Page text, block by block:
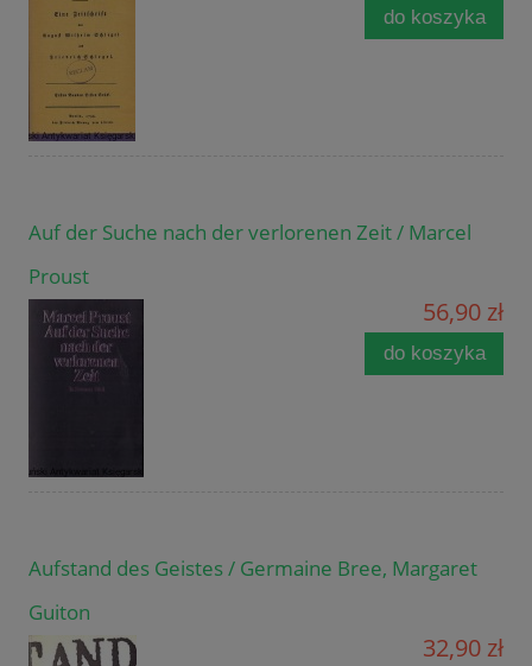
do koszyka
Auf der Suche nach der verlorenen Zeit / Marcel
Proust
56,90 zł
do koszyka
Aufstand des Geistes / Germaine Bree, Margaret
Guiton
32,90 zł